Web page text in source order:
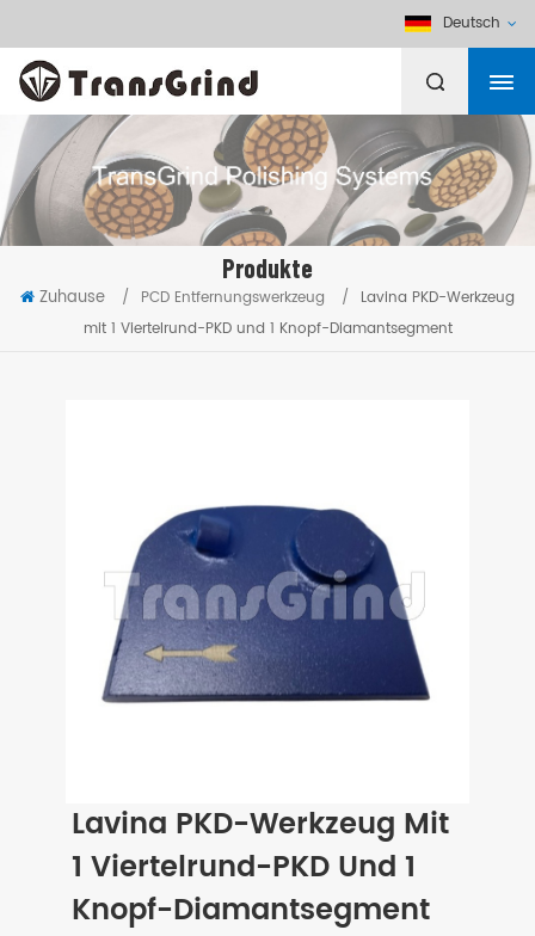
Deutsch
Produkte
Zuhause / PCD Entfernungswerkzeug /
Lavina PKD-Werkzeug
mit 1 Viertelrund-PKD und 1 Knopf-Diamantsegment
Lavina PKD-Werkzeug Mit
1 Viertelrund-PKD Und 1
Knopf-Diamantsegment